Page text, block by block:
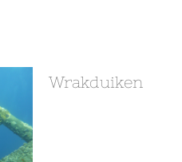
Wrakduiken